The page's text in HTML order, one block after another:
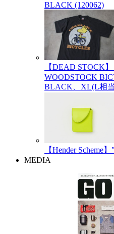
BLACK (120062)
【DEAD STOCK
WOODSTOCK
BLACK、XL(L相
【Hender Scheme
MEDIA